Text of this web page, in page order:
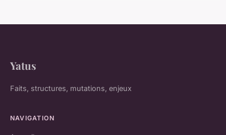
Yatus
Faits, structures, mutations, enjeux
NAVIGATION